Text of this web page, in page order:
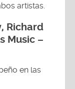
artistas.
Richard
Music –
en las